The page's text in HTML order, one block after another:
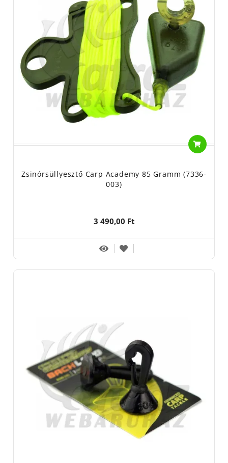
Zsinórsüllyesztő Carp Academy 85 Gramm (7336-
003)
3 490,00 Ft